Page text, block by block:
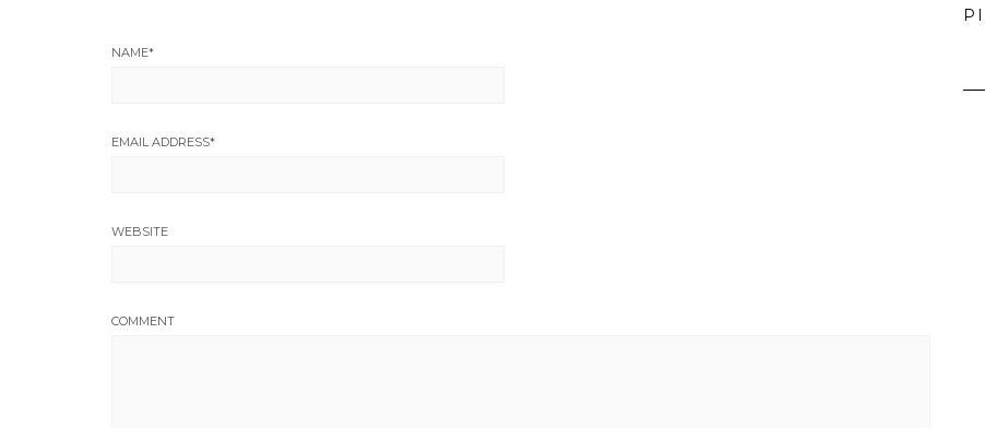
NAME*
EMAIL ADDRESS*
WEBSITE
COMMENT